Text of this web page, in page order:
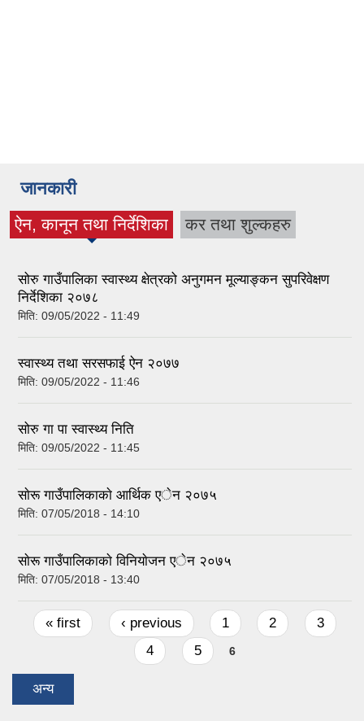
जानकारी
ऐन, कानून तथा निर्देशिका
(active tab) कर तथा शुल्कहरु
सोरु गाउँपालिका स्वास्थ्य क्षेत्रको अनुगमन मूल्याङ्कन सुपरिवेक्षण
निर्देशिका २०७८
मिति: 09/05/2022 - 11:49
स्वास्थ्य तथा सरसफाई ऐन २०७७
मिति: 09/05/2022 - 11:46
सोरु गा पा स्वास्थ्य निति
मिति: 09/05/2022 - 11:45
साेरू गाउँपालिकाकाे आर्थिक एेन २०७५
मिति: 07/05/2018 - 14:10
साेरू गाउँपालिकाकाे विनियाेजन एेन २०७५
मिति: 07/05/2018 - 13:40
Pages
« first ‹ previous 1 2
3
4
5 6
अन्य